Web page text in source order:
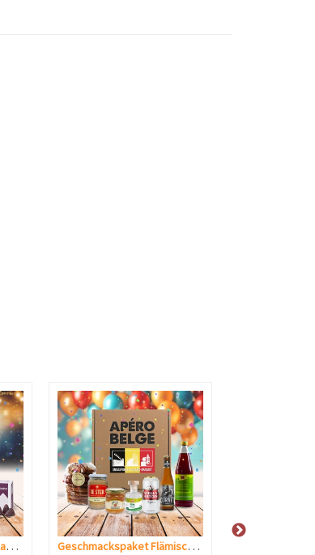
Geschmackspaket Ost-Flandern Geschmackspaket Flämisch-Brabant